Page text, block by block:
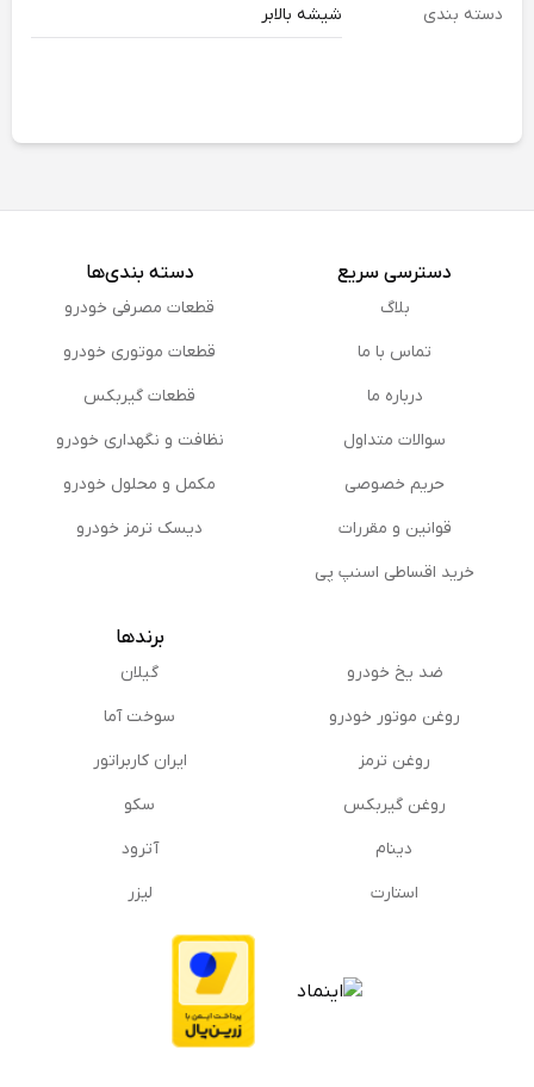
دسته بندی
شیشه بالابر
دسترسی سریع
بلاگ
تماس با ما
درباره ما
سوالات متداول
حریم خصوصی
قوانین و مقررات
خرید اقساطی اسنپ پی
دسته بندی‌ها
قطعات مصرفی خودرو
قطعات موتوری خودرو
قطعات گیربکس
نظافت و نگهداری خودرو
مكمل و محلول خودرو
دیسک ترمز خودرو
ضد یخ خودرو
روغن موتور خودرو
روغن ترمز
روغن گیربكس
دینام
استارت
برندها
گیلان
سوخت آما
ایران کاربراتور
سکو
آترود
لیزر